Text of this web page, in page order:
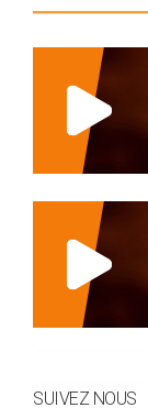
SUIVEZ NOUS